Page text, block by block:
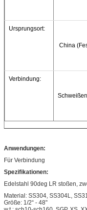
Ursprungsort:
China
Verbindung:
Schweißen
Anwendungen:
Für Verbindung
Spezifikationen:
Edelstahl 90deg LR stoßen,
Material: SS304, SS304L,
Größe: 1/2“ - 48"